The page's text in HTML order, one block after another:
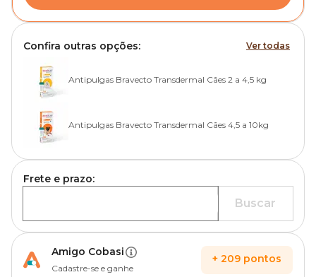
Confira outras opções: Ver todas
Antipulgas Bravecto Transdermal Cães 2 a 4,5 kg
Antipulgas Bravecto Transdermal Cães 4,5 a 10kg
Frete e prazo:
Buscar
Amigo Cobasi
Cadastre-se e ganhe
+ 209 pontos